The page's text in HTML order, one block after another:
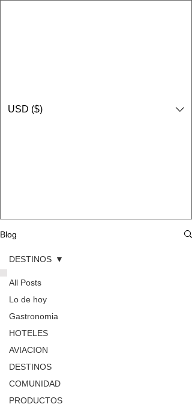
USD ($)
Blog
All Posts
Lo de hoy
Gastronomia
HOTELES
AVIACION
DESTINOS
COMUNIDAD
PRODUCTOS
DESTINOS